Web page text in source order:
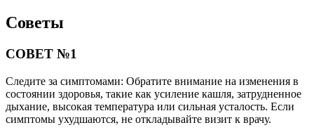
Советы
СОВЕТ №1
Следите за симптомами: Обратите внимание на изменения в
состоянии здоровья, такие как усиление кашля, затрудненное
дыхание, высокая температура или сильная усталость. Если
симптомы ухудшаются, не откладывайте визит к врачу.